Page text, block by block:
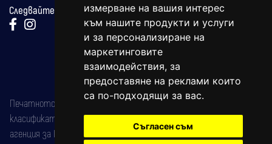
измерване на вашия интерес
към нашите продукти и услуги
и за персонализиране на
маркетинговите
взаимодействия, за
предоставяне на реклами които
са по-подходящи за вас.
Съгласен съм
Следвайте ни:
Печатното издание на вестника е регистрирано в националния
класификатор на печатните издания (Българска национална
агенция за ISSN) под номер: ISSN 1312-4722.